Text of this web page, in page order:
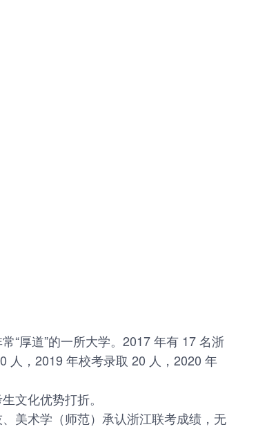
“厚道”的一所大学。2017 年有 17 名浙
人，2019 年校考录取 20 人，2020 年
文化优势打折。
美术学（师范）承认浙江联考成绩，无